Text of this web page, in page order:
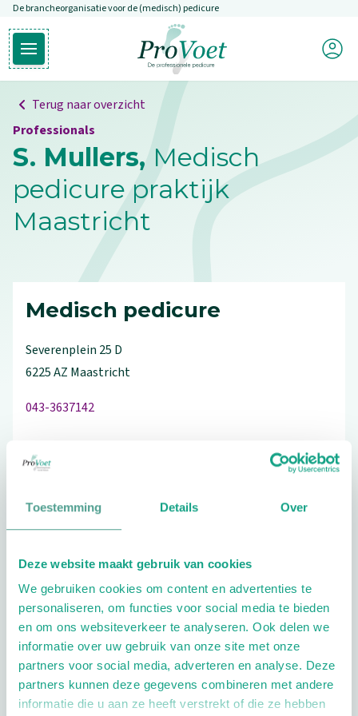
Toestemming Details Over
Deze website maakt gebruik van cookies
We gebruiken cookies om content en advertenties te
personaliseren, om functies voor social media te bieden
en om ons websiteverkeer te analyseren. Ook delen we
informatie over uw gebruik van onze site met onze
partners voor social media, adverteren en analyse. Deze
partners kunnen deze gegevens combineren met andere
informatie die u aan ze heeft verstrekt of die ze hebben
Overslaan en naar de inhoud gaan
De brancheorganisatie voor de (medisch) pedicure
Open hoofdmenu
Ga naar de homepagina
Mijn
Terug naar overzicht
Professionals
S. Mullers, Medisch
pedicure praktijk
Maastricht
Medisch pedicure
Severenplein 25 D
6225 AZ Maastricht
043-3637142
Schrijf ook een review
Extra opties